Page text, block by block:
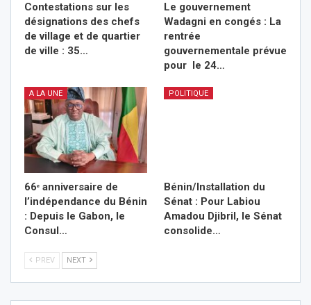
Contestations sur les
désignations des chefs
de village et de quartier
de ville : 35…
Le gouvernement
Wadagni en congés : La
rentrée
gouvernementale prévue
pour le 24…
A LA UNE
66ᵉ anniversaire de
l’indépendance du Bénin
: Depuis le Gabon, le
Consul…
POLITIQUE
Bénin/Installation du
Sénat : Pour Labiou
Amadou Djibril, le Sénat
consolide…
PREV NEXT